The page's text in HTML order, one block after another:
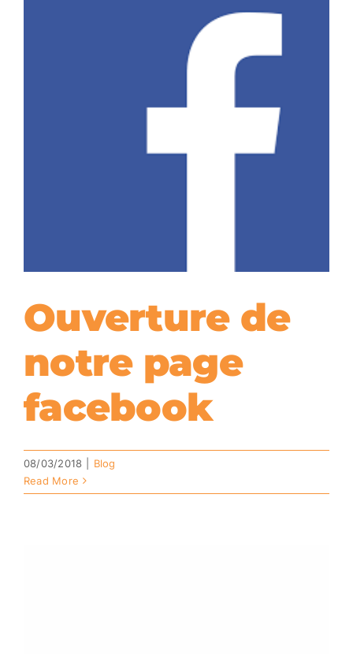
Ouverture de
notre page
facebook
08/03/2018
Blog
Read More